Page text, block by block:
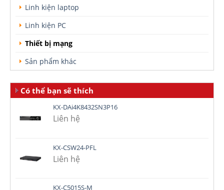
Linh kiện laptop
Linh kiện PC
Thiết bị mạng
Sản phẩm khác
Có thể bạn sẽ thích
KX-DAi4K8432SN3P16
Liên hệ
KX-CSW24-PFL
Liên hệ
KX-C5015S-M